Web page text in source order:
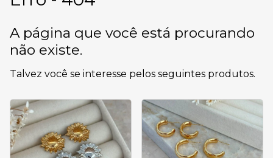
A página que você está procurando
não existe.
Talvez você se interesse pelos seguintes produtos.